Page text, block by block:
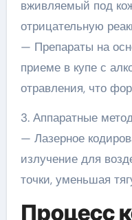
вживляемый под
отрицательную
— Препараты на
приеме в купе с
отравления, что
3. Аппаратные
— Лазерное
излучение для
точки, уменьшая
Процесс